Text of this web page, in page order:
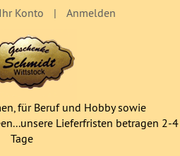
Ihr Konto Anmelden
für Beruf und Hobby sowie
Lieferfristen betragen 2-4
Tage